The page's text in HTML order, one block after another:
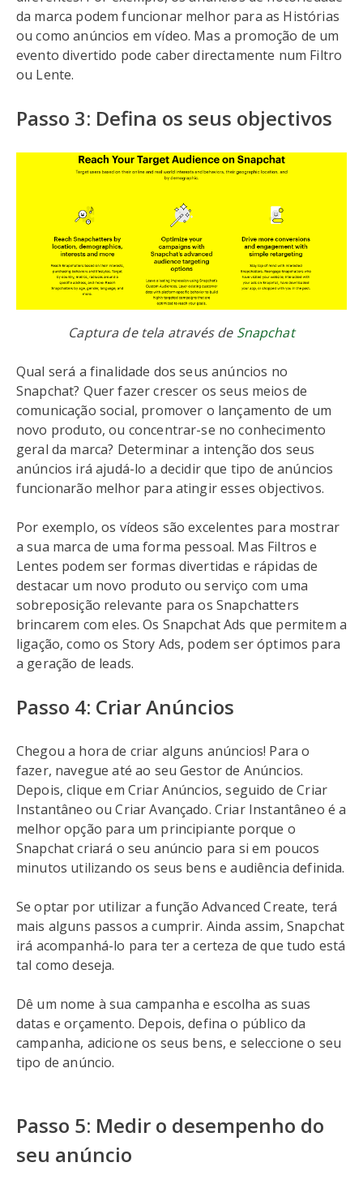
da marca podem funcionar melhor para as Histórias
ou como anúncios em vídeo. Mas a promoção de um
evento divertido pode caber directamente num Filtro
ou Lente.
Passo 3: Defina os seus objectivos
Captura de tela através de Snapchat
Qual será a finalidade dos seus anúncios no
Snapchat? Quer fazer crescer os seus meios de
comunicação social, promover o lançamento de um
novo produto, ou concentrar-se no conhecimento
geral da marca? Determinar a intenção dos seus
anúncios irá ajudá-lo a decidir que tipo de anúncios
funcionarão melhor para atingir esses objectivos.
Por exemplo, os vídeos são excelentes para mostrar
a sua marca de uma forma pessoal. Mas Filtros e
Lentes podem ser formas divertidas e rápidas de
destacar um novo produto ou serviço com uma
sobreposição relevante para os Snapchatters
brincarem com eles. Os Snapchat Ads que permitem a
ligação, como os Story Ads, podem ser óptimos para
a geração de leads.
Passo 4: Criar Anúncios
Chegou a hora de criar alguns anúncios! Para o
fazer, navegue até ao seu Gestor de Anúncios.
Depois, clique em Criar Anúncios, seguido de Criar
Instantâneo ou Criar Avançado. Criar Instantâneo é a
melhor opção para um principiante porque o
Snapchat criará o seu anúncio para si em poucos
minutos utilizando os seus bens e audiência definida.
Se optar por utilizar a função Advanced Create, terá
mais alguns passos a cumprir. Ainda assim, Snapchat
irá acompanhá-lo para ter a certeza de que tudo está
tal como deseja.
Dê um nome à sua campanha e escolha as suas
datas e orçamento. Depois, defina o público da
campanha, adicione os seus bens, e seleccione o seu
tipo de anúncio.
Passo 5: Medir o desempenho do
seu anúncio